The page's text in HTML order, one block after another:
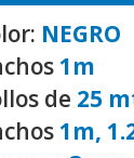
NEGRO
1m
de 25
1m,